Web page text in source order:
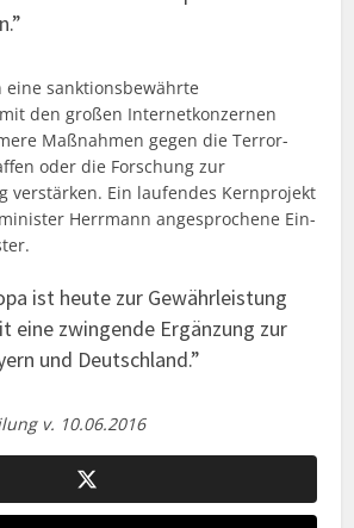
eine sanktionsbewährte
den großen Internetkonzernen
Maßnahmen gegen die Terror-
oder die Forschung zur
verstärken. Ein laufendes Kernprojekt
Herrmann angesprochene Ein-
ist heute zur Gewährleistung
eine zwingende Ergänzung zur
und Deutschland.”
v. 10.06.2016